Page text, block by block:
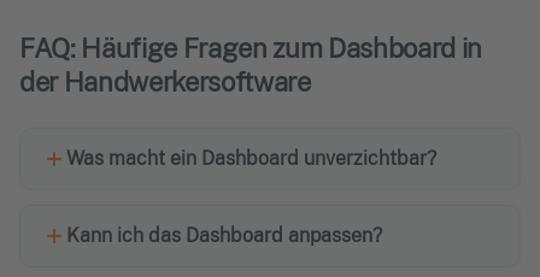
FAQ: Häufige Fragen zum Dashboard in
der Handwerkersoftware
Was macht ein Dashboard unverzichtbar?
Kann ich das Dashboard anpassen?